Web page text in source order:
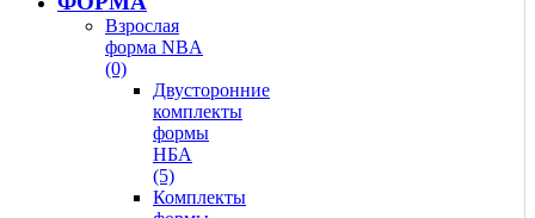
Взрослая
форма NBA
(0)
Двусторонние
комплекты
формы
НБА
(5)
Комплекты